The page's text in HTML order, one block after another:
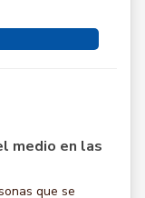
medio en las
que se